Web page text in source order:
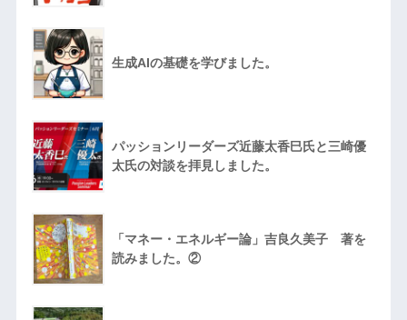
生成AIの基礎を学びました。
パッションリーダーズ近藤太香巳氏と三崎優
太氏の対談を拝見しました。
「マネー・エネルギー論」吉良久美子 著を
読みました。②